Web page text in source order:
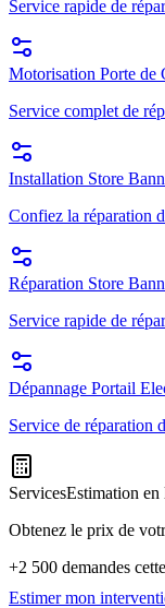
Service rapide de
Motorisation Porte de
Service complet de
Installation Store
Confiez la réparation
Réparation Store
Service rapide de
Dépannage Portail
Service de réparation
ServicesEstimation en
Obtenez le prix de
+2 500 demandes
Estimer mon